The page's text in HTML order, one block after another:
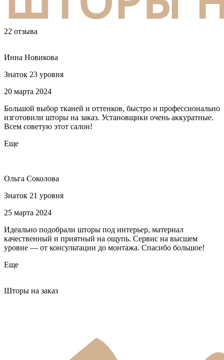
22 отзыва
Инна Новикова
Знаток 23 уровня
20 марта 2024
Большой выбор тканей и оттенков, быстро и профессионально
изготовили шторы на заказ. Установщики очень аккуратные.
Всем советую этот салон!
Еще
Ольга Соколова
Знаток 21 уровня
25 марта 2024
Идеально подобрали шторы под интерьер, материал
качественный и приятный на ощупь. Сервис на высшем
уровне — от консультации до монтажа. Спасибо большое!
Еще
Шторы на заказ